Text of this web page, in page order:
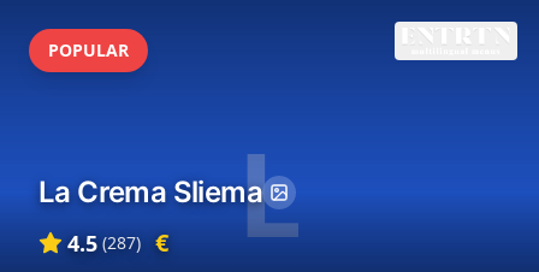
L
POPULAR
La Crema Sliema
4.5 (287) €